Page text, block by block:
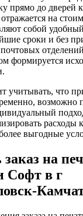
прямо до дверей
на
собой
сроки и без
формируется
учитывать, что
возможно
расходы
выгодные
на
Софт в г